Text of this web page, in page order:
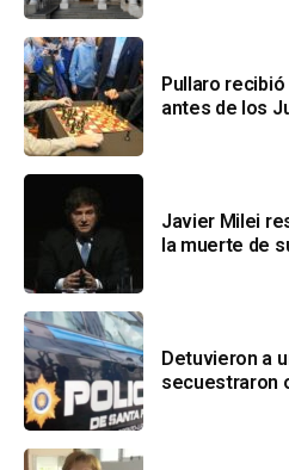
Pullaro
antes de los
Javier Milei
la muerte de
Detuvieron a
secuestraron